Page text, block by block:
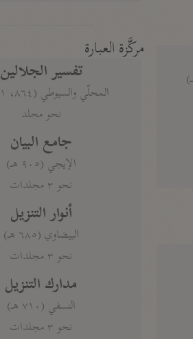
مركَّزة العبارة
تفسير الجلالين
المحلّي والسيوطي (٨٦٤، ٩١١ هـ)
نحو مجلد
جامع البيان
الإيجي (٩٠٥ هـ)
نحو ٣ مجلدات
أنوار التنزيل
البيضاوي (٦٨٥ هـ)
نحو ٣ مجلدات
مدارك التنزيل
النسفي (٧١٠ هـ)
نحو ٣ مجلدات